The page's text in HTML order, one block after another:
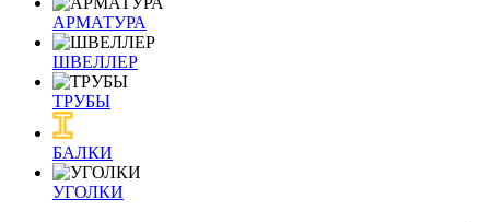
АРМАТУРА
ШВЕЛЛЕР
ТРУБЫ
БАЛКИ
УГОЛКИ